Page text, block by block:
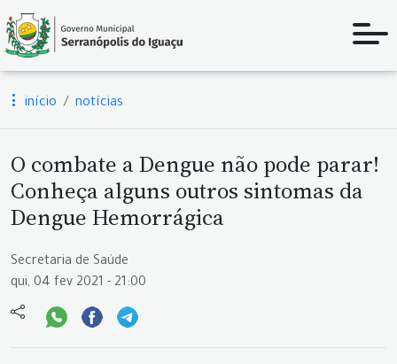
início notícias
O combate a Dengue não pode parar!
Conheça alguns outros sintomas da
Dengue Hemorrágica
Secretaria de Saúde
qui, 04 fev 2021 - 21:00